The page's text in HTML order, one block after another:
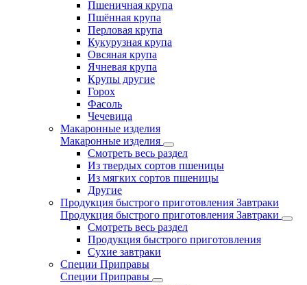
Пшеничная крупа
Пшённая крупа
Перловая крупа
Кукурузная крупа
Овсяная крупа
Ячневая крупа
Крупы другие
Горох
Фасоль
Чечевица
Макаронные изделия
Макаронные изделия
Смотреть весь раздел
Из твердых сортов пшеницы
Из мягких сортов пшеницы
Другие
Продукция быстрого приготовления Завтраки
Продукция быстрого приготовления Завтраки
Смотреть весь раздел
Продукция быстрого приготовления
Сухие завтраки
Специи Приправы
Специи Приправы